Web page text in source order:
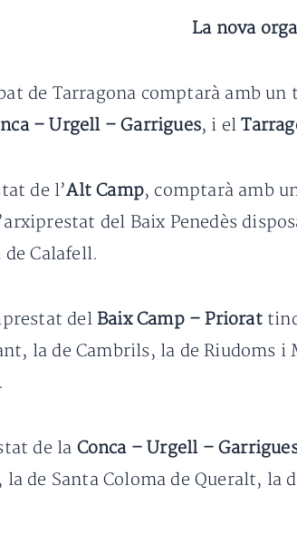
La nova
de Tarragona comptarà amb
– Urgell – Garrigues, i el
de l’Alt Camp, comptarà amb
del Baix Penedès
de Calafell.
del Baix Camp – Priorat
la de Cambrils, la de Riudoms
de la Conca – Urgell –
de Santa Coloma de Queralt, la